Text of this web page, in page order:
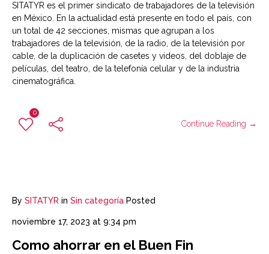
SITATYR es el primer sindicato de trabajadores de la televisión
en México. En la actualidad está presente en todo el país, con
un total de 42 secciones, mismas que agrupan a los
trabajadores de la televisión, de la radio, de la televisión por
cable, de la duplicación de casetes y videos, del doblaje de
películas, del teatro, de la telefonía celular y de la industria
cinematográfica.
0
Continue Reading →
By SITATYR in Sin categoría Posted
noviembre 17, 2023 at 9:34 pm
Como ahorrar en el Buen Fin